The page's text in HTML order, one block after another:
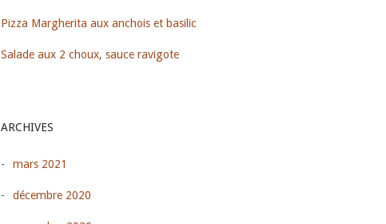
Pizza Margherita aux anchois et basilic
Salade aux 2 choux, sauce ravigote
ARCHIVES
mars 2021
décembre 2020